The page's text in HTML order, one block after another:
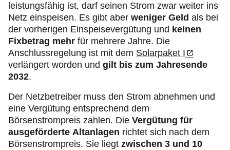
leistungsfähig ist, darf seinen Strom zwar weiter ins
Netz einspeisen. Es gibt aber weniger Geld als bei
der vorherigen Einspeisevergütung und keinen
Fixbetrag mehr für mehrere Jahre. Die
Anschlussregelung ist mit dem Solarpaket I
verlängert worden und gilt bis zum Jahresende
2032.
Der Netzbetreiber muss den Strom abnehmen und
eine Vergütung entsprechend dem
Börsenstrompreis zahlen. Die Vergütung für
ausgeförderte Altanlagen richtet sich nach dem
Börsenstrompreis. Sie liegt zwischen 3 und 10